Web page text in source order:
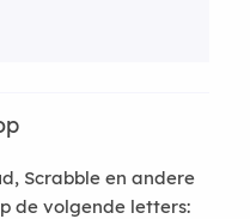
Scrabble en andere
de volgende letters: